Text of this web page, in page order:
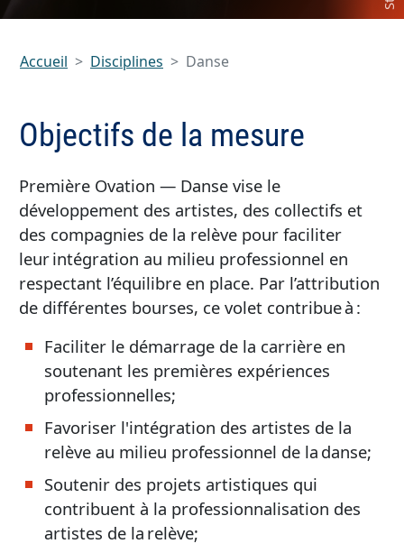
Accueil Disciplines Danse
Objectifs de la mesure
Première Ovation — Danse vise le
développement des artistes, des collectifs et
des compagnies de la relève pour faciliter
leur intégration au milieu professionnel en
respectant l’équilibre en place. Par l’attribution
de différentes bourses, ce volet contribue à :
Faciliter le démarrage de la carrière en
soutenant les premières expériences
professionnelles;
Favoriser l'intégration des artistes de la
relève au milieu professionnel de la danse;
Soutenir des projets artistiques qui
contribuent à la professionnalisation des
artistes de la relève;